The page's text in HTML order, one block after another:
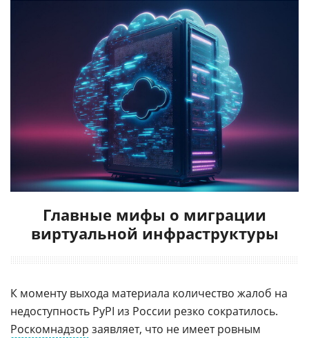
Главные мифы о миграции
виртуальной инфраструктуры
К моменту выхода материала количество жалоб на
недоступность PyPI из России резко сократилось.
Роскомнадзор заявляет, что не имеет ровным